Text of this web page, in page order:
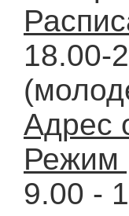
18.00-
Адрес
Режим
9.00 -